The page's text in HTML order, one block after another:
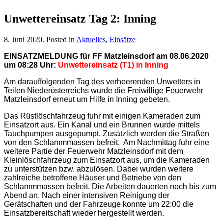
Unwettereinsatz Tag 2: Inning
8. Juni 2020. Posted in Aktuelles, Einsätze
EINSATZMELDUNG für FF Matzleinsdorf am 08.06.2020
um 08:28 Uhr: Unwettereinsatz (T1) in Inning
Am darauffolgenden Tag des verheerenden Unwetters in
Teilen Niederösterreichs wurde die Freiwillige Feuerwehr
Matzleinsdorf erneut um Hilfe in Inning gebeten.
Das Rüstlöschfahrzeug fuhr mit einigen Kameraden zum
Einsatzort aus. Ein Kanal und ein Brunnen wurde mittels
Tauchpumpen ausgepumpt. Zusätzlich werden die Straßen
von den Schlammmassen befreit. Am Nachmittag fuhr eine
weitere Partie der Feuerwehr Matzleinsdorf mit dem
Kleinlöschfahrzeug zum Einsatzort aus, um die Kameraden
zu unterstützen bzw. abzulösen. Dabei wurden weitere
zahlreiche betroffene Häuser und Betriebe von den
Schlammmassen befreit. Die Arbeiten dauerten noch bis zum
Abend an. Nach einer intensiven Reinigung der
Gerätschaften und der Fahrzeuge konnte um 22:00 die
Einsatzbereitschaft wieder hergestellt werden.